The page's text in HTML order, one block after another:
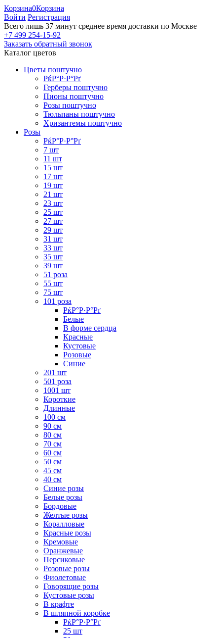
Корзина0Корзина
Войти Регистрация
Всего лишь 37 минут среднее время доставки по Москве
+7 499 254-15-92
Заказать обратный звонок
Каталог цветов
Цветы поштучно
РќР°Р·Р°Рґ
Герберы поштучно
Пионы поштучно
Розы поштучно
Тюльпаны поштучно
Хризантемы поштучно
Розы
РќР°Р·Р°Рґ
7 шт
11 шт
15 шт
17 шт
19 шт
21 шт
23 шт
25 шт
27 шт
29 шт
31 шт
33 шт
35 шт
39 шт
51 роза
55 шт
75 шт
101 роза
РќР°Р·Р°Рґ
Белые
В форме сердца
Красные
Кустовые
Розовые
Синие
201 шт
501 роза
1001 шт
Короткие
Длинные
100 см
90 см
80 см
70 см
60 см
50 см
45 см
40 см
Cиние розы
Белые розы
Бордовые
Желтые розы
Коралловые
Красные розы
Кремовые
Оранжевые
Персиковые
Розовые розы
Фиолетовые
Говорящие розы
Кустовые розы
В крафте
В шляпной коробке
РќР°Р·Р°Рґ
25 шт